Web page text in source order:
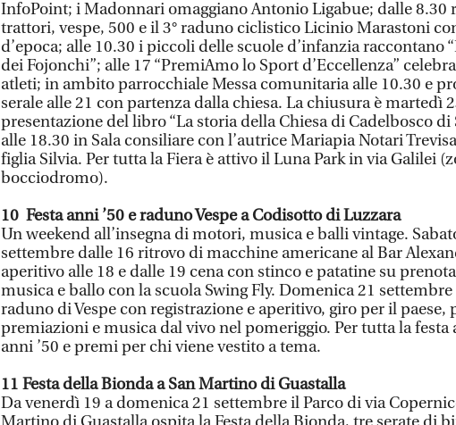
InfoPoint; i Madonnari omaggiano Antonio Ligabue; dalle 8.30
trattori, vespe, 500 e il 3° raduno ciclistico Licinio Marastoni
d’epoca; alle 10.30 i piccoli delle scuole d’infanzia raccontano
dei Fojonchi”; alle 17 “PremiAmo lo Sport d’Eccellenza”
atleti; in ambito parrocchiale Messa comunitaria alle 10.30 e
serale alle 21 con partenza dalla chiesa. La chiusura è martedì
presentazione del libro “La storia della Chiesa di Cadelbosco di
alle 18.30 in Sala consiliare con l’autrice Mariapia Notari
figlia Silvia. Per tutta la Fiera è attivo il Luna Park in via Galilei
bocciodromo).
10 Festa anni ’50 e raduno Vespe a Codisotto di Luzzara
Un weekend all’insegna di motori, musica e balli vintage.
settembre dalle 16 ritrovo di macchine americane al Bar
aperitivo alle 18 e dalle 19 cena con stinco e patatine su
musica e ballo con la scuola Swing Fly. Domenica 21 settembre
raduno di Vespe con registrazione e aperitivo, giro per il paese,
premiazioni e musica dal vivo nel pomeriggio. Per tutta la festa
anni ’50 e premi per chi viene vestito a tema.
11 Festa della Bionda a San Martino di Guastalla
Da venerdì 19 a domenica 21 settembre il Parco di via